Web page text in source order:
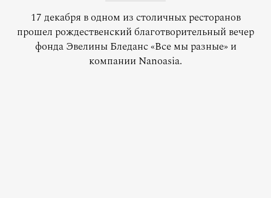
17 декабря в одном из столичных ресторанов
прошел рождественский благотворительный вечер
фонда Эвелины Бледанс «Все мы разные» и
компании Nanoasia.